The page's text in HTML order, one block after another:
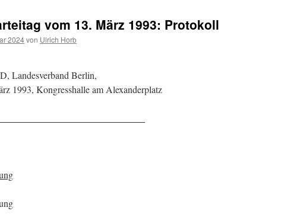
vom 13. März 1993: Protokoll
2024von Ulrich Horb
Landesverband Berlin,
1993, Kongresshalle am Alexanderplatz